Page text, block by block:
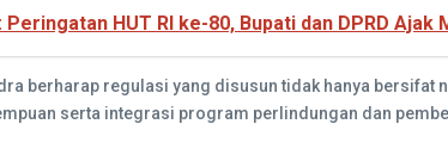
Peringatan HUT RI ke-80, Bupati dan DPRD
berharap regulasi yang disusun tidak hanya
serta integrasi program perlindungan dan